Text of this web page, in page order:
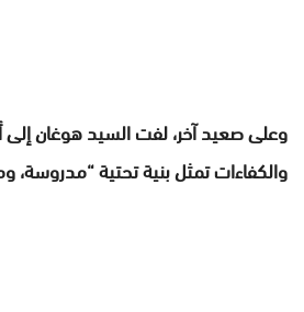
وعلى صعيد آخر، لفت السيد هوغان إلى
والكفاءات تمثل بنية تحتية “مدروسة،